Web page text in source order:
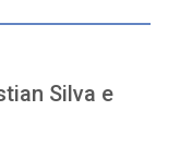
Silva e